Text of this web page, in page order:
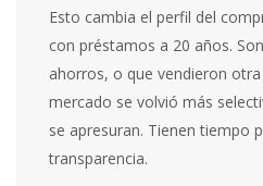
Esto cambia el perfil del
con préstamos a 20 años.
ahorros, o que vendieron
mercado se volvió más
se apresuran. Tienen tiempo
transparencia.